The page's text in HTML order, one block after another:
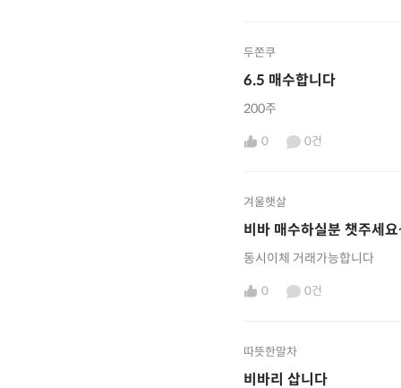
두쫀쿠
6.5 매수합니다
200주
0 0건
겨울햇살
비바 매수하실분 챗주세
동시이체 거래가능합니다
0 0건
따뜻한말차
비바리 삽니다